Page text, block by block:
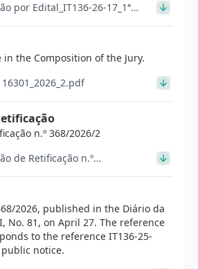
por Edital_IT136-26-17_1ª
in the Composition of the Jury.
16301_2026_2.pdf
n.º 368/2026/2
de Retificação n.º
2026, published in the Diário da
No. 81, on April 27. The reference
to the reference IT136-25-
notice.